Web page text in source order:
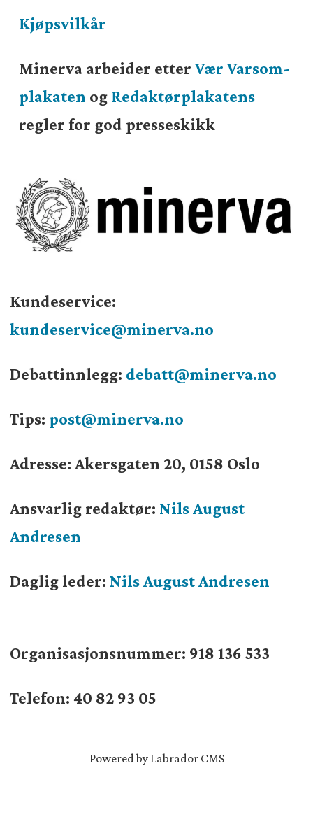
Kjøpsvilkår
Minerva arbeider etterVær Varsom-
plakaten og Redaktørplakatens
regler for god presseskikk
Kundeservice:
kundeservice@minerva.no
Debattinnlegg: debatt@minerva.no
Tips: post@minerva.no
Adresse: Akersgaten 20, 0158 Oslo
Ansvarlig redaktør: Nils August
Andresen
Daglig leder: Nils August Andresen
Organisasjonsnummer: 918 136 533
Telefon: 40 82 93 05
Powered by Labrador CMS